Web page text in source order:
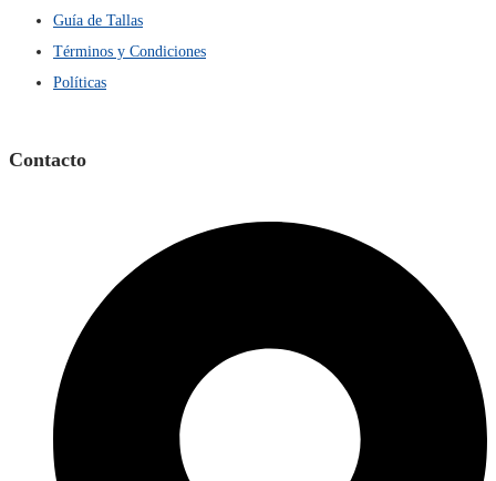
Guía de Tallas
Términos y Condiciones
Políticas
Contacto